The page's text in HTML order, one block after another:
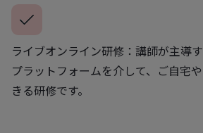
ライブオンライン研修：講師が主導
プラットフォームを介して、ご自宅
きる研修です。